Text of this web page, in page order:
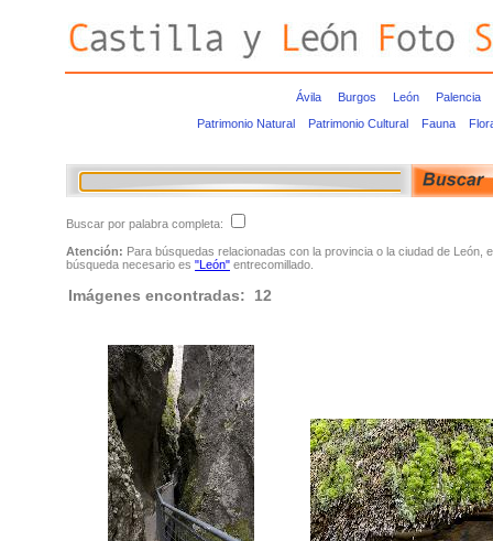
Ávila Burgos León
Palencia
Patrimonio Natural
Patrimonio Cultural Fauna
Buscar por palabra completa:
Atención: Para búsquedas relacionadas con la provincia o la ciudad de León,
búsqueda necesario es "León" entrecomillado.
Imágenes encontradas: 12